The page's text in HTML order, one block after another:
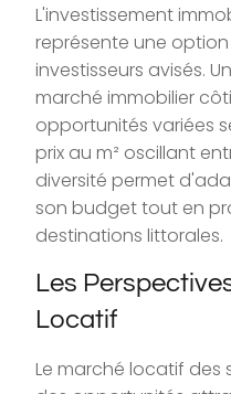
L'investissement
représente une
investisseurs avisés.
marché immobilier
opportunités variées
prix au m² oscillant
diversité permet
son budget tout en
destinations littorales.
Les
Locatif
Le marché locatif des